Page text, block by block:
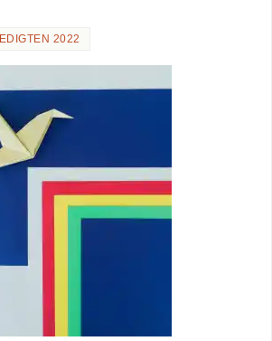
2022